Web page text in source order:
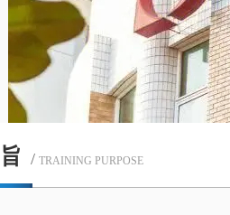
/ TRAINING PURPOSE